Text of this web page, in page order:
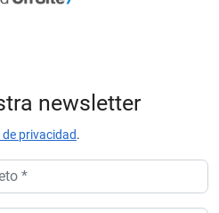
newsletter
privacidad.